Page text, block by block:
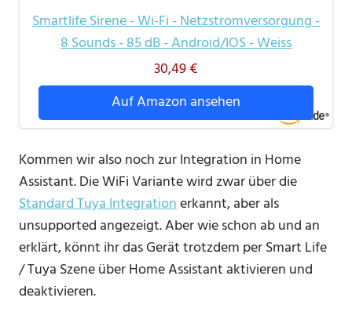
Smartlife Sirene - Wi-Fi - Netzstromversorgung -
8 Sounds - 85 dB - Android/IOS - Weiss
30,49 €
Auf Amazon ansehen
Kommen wir also noch zur Integration in Home
Assistant. Die WiFi Variante wird zwar über die
Standard Tuya Integrationerkannt, aber als
unsupported angezeigt. Aber wie schon ab und an
erklärt, könnt ihr das Gerät trotzdem per Smart Life
/ Tuya Szene über Home Assistant aktivieren und
deaktivieren.